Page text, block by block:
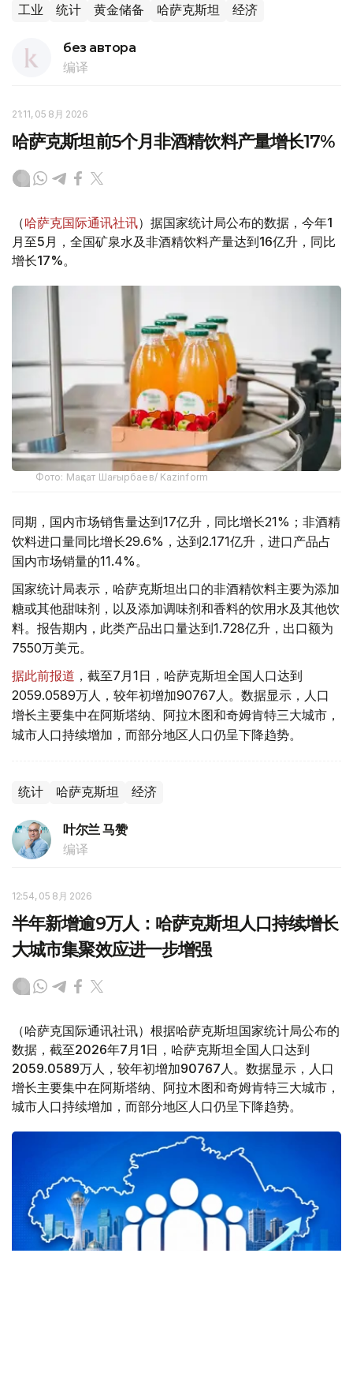
工业 统计 黄金储备 哈萨克斯坦 经济
без автора
编译
21:11, 05 8月 2026
哈萨克斯坦前5个月非酒精饮料产量增长17%
（哈萨克国际通讯社讯）据国家统计局公布的数据，今年1
月至5月，全国矿泉水及非酒精饮料产量达到16亿升，同比
增长17%。
Фото: Мақсат Шағырбаев/ Kazinform
同期，国内市场销售量达到17亿升，同比增长21%；非酒精
饮料进口量同比增长29.6%，达到2.171亿升，进口产品占
国内市场销量的11.4%。
国家统计局表示，哈萨克斯坦出口的非酒精饮料主要为添加
糖或其他甜味剂，以及添加调味剂和香料的饮用水及其他饮
料。报告期内，此类产品出口量达到1.728亿升，出口额为
7550万美元。
据此前报道 ，截至7月1日，哈萨克斯坦全国人口达到
2059.0589万人，较年初增加90767人。数据显示，人口
增长主要集中在阿斯塔纳、阿拉木图和奇姆肯特三大城市，
城市人口持续增加，而部分地区人口仍呈下降趋势。
统计 哈萨克斯坦 经济
叶尔兰 马赞
编译
12:54, 05 8月 2026
半年新增逾9万人：哈萨克斯坦人口持续增长
大城市集聚效应进一步增强
（哈萨克国际通讯社讯）根据哈萨克斯坦国家统计局公布的
数据，截至2026年7月1日，哈萨克斯坦全国人口达到
2059.0589万人，较年初增加90767人。数据显示，人口
增长主要集中在阿斯塔纳、阿拉木图和奇姆肯特三大城市，
城市人口持续增加，而部分地区人口仍呈下降趋势。